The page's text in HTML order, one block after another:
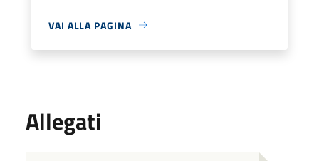
VAI ALLA PAGINA
Allegati